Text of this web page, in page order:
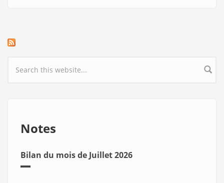
Search form
Notes
Bilan du mois de Juillet 2026